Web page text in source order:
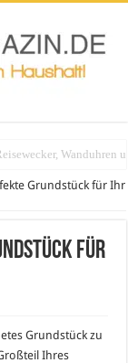
Grundstück für Ihr
für
Grundstück zu
Ihres